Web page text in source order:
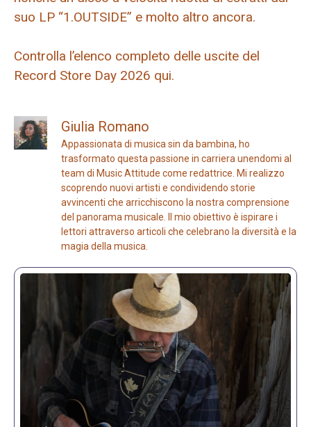
suo LP “1.OUTSIDE” e molto altro ancora.
Controlla l’elenco completo delle uscite del
Record Store Day 2026 qui.
Giulia Romano
Appassionata di musica sin da bambina, ho
trasformato questa passione in carriera unendomi al
team di Music Attitude come redattrice. Mi realizzo
scoprendo nuovi artisti e condividendo storie
avvincenti che arricchiscono la nostra comprensione
del panorama musicale. Il mio obiettivo è ispirare i
lettori attraverso articoli che celebrano la diversità e la
magia della musica.